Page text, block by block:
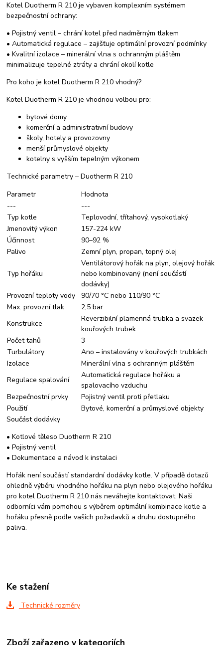
Kotel Duotherm R 210 je vybaven komplexním systémem
bezpečnostní ochrany:
• Pojistný ventil – chrání kotel před nadměrným tlakem
• Automatická regulace – zajišťuje optimální provozní podmínky
• Kvalitní izolace – minerální vlna s ochranným pláštěm
minimalizuje tepelné ztráty a chrání okolí kotle
Pro koho je kotel Duotherm R 210 vhodný?
Kotel Duotherm R 210 je vhodnou volbou pro:
bytové domy
komerční a administrativní budovy
školy, hotely a provozovny
menší průmyslové objekty
kotelny s vyšším tepelným výkonem
Technické parametry – Duotherm R 210
Parametr
Hodnota
---
---
Typ kotle
Teplovodní, třítahový, vysokotlaký
Jmenovitý výkon
157-224 kW
Účinnost
90–92 %
Palivo
Zemní plyn, propan, topný olej
Typ hořáku
Ventilátorový hořák na plyn, olejový hořák
nebo kombinovaný (není součástí
dodávky)
Provozní teploty vody
90/70 °C nebo 110/90 °C
Max. provozní tlak
2,5 bar
Konstrukce
Reverzibilní plamenná trubka a svazek
kouřových trubek
Počet tahů
3
Turbulátory
Ano – instalovány v kouřových trubkách
Izolace
Minerální vlna s ochranným pláštěm
Regulace spalování
Automatická regulace hořáku a
spalovacího vzduchu
Bezpečnostní prvky
Pojistný ventil proti přetlaku
Použití
Bytové, komerční a průmyslové objekty
Součást dodávky
• Kotlové těleso Duotherm R 210
• Pojistný ventil
• Dokumentace a návod k instalaci
Hořák není součástí standardní dodávky kotle. V případě dotazů
ohledně výběru vhodného hořáku na plyn nebo olejového hořáku
pro kotel Duotherm R 210 nás neváhejte kontaktovat. Naši
odborníci vám pomohou s výběrem optimální kombinace kotle a
hořáku přesně podle vašich požadavků a druhu dostupného
paliva.
Ke stažení
Technické rozměry
Zboží zařazeno v kategoriích